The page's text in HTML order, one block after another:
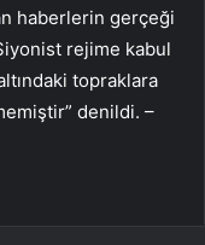
haberlerin gerçeği
rejime kabul
topraklara
denildi. –